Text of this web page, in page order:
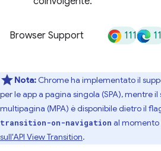
Browser Support 111
Nota: Chrome ha implementato il
per le app a pagina singola (SPA), mentre
multipagina (MPA) è disponibile dietro il
transition-on-navigation al momento
sull'API View Transition.